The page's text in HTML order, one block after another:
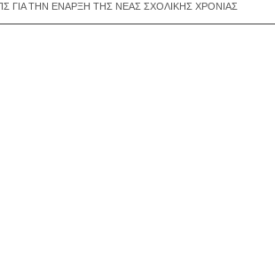
ΓΙΑ ΤΗΝ ΕΝΑΡΞΗ ΤΗΣ ΝΕΑΣ ΣΧΟΛΙΚΗΣ ΧΡΟΝΙΑΣ